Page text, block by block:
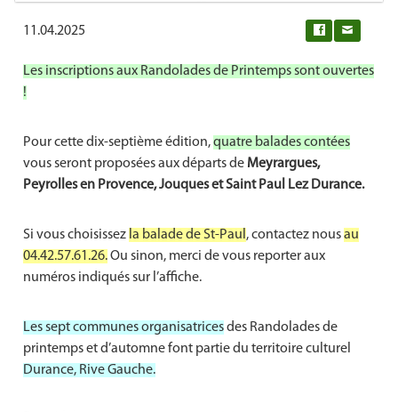
11.04.2025
Les inscriptions aux Randolades de Printemps sont ouvertes
!
Pour cette dix-septième édition,quatre balades contées
vous seront proposées aux départs de Meyrargues,
Peyrolles en Provence, Jouques et Saint Paul Lez Durance.
Si vous choisissez la balade de St-Paul , contactez nousau
04.42.57.61.26.Ou sinon, merci de vous reporter aux
numéros indiqués sur l’affiche.
Les sept communes organisatricesdes Randolades de
printemps et d’automne font partie du territoire culturel
Durance, Rive Gauche.